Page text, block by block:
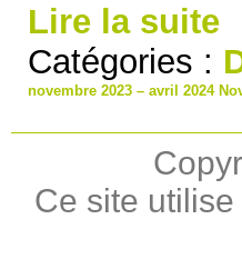
Lire la suite
Catégories :
novembre 2023 – avril 2024
Ce site